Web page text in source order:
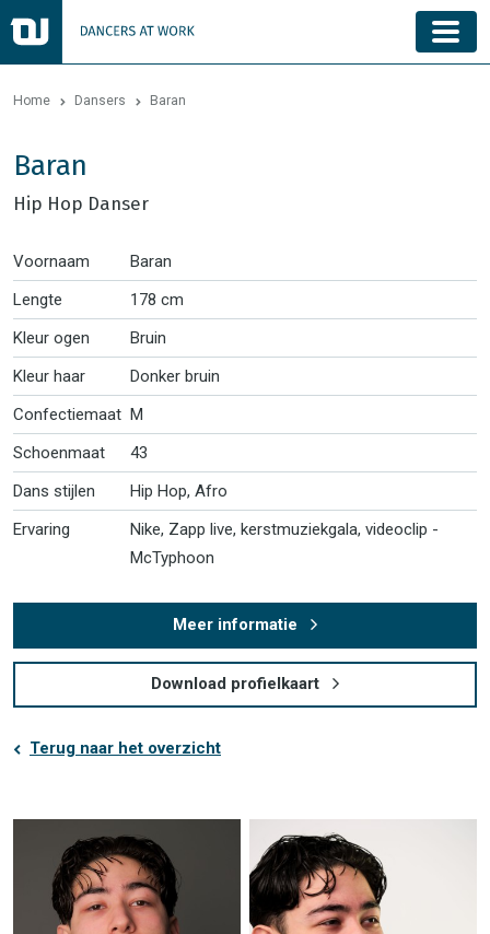
Home Dansers Baran
Baran
Hip Hop Danser
Voornaam
Baran
Lengte
178 cm
Kleur ogen
Bruin
Kleur haar
Donker bruin
Confectiemaat M
Schoenmaat
43
Dans stijlen
Hip Hop, Afro
Ervaring
Nike, Zapp live, kerstmuziekgala, videoclip ­
McTyphoon
Meer informatie
Download profielkaart
Terug naar het overzicht